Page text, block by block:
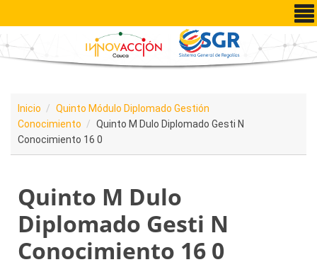
Pasar al contenido principal
Inicio
Quinto Módulo Diplomado Gestión
Conocimiento
Quinto M Dulo Diplomado Gesti N
Conocimiento 16 0
Quinto M Dulo
Diplomado Gesti N
Conocimiento 16 0